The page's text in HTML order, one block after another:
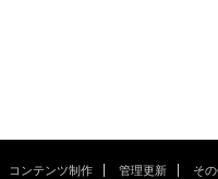
コンテンツ制作 管理更新 そ